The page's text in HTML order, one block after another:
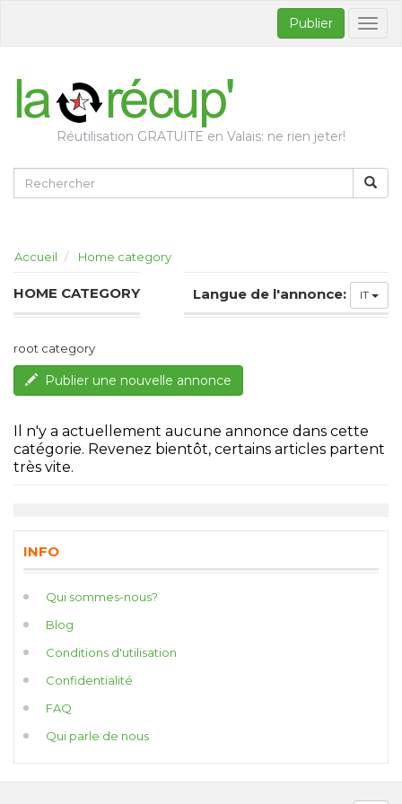
Publier
Réutilisation GRATUITE en Valais: ne rien jeter!
Accueil Home category
HOME CATEGORY Langue de l'annonce: IT
root category
Publier une nouvelle annonce
Il n'y a actuellement aucune annonce dans cette
catégorie. Revenez bientôt, certains articles partent
très vite.
INFO
Qui sommes-nous?
Blog
Conditions d'utilisation
Confidentialité
FAQ
Qui parle de nous